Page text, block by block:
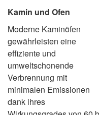
Kamin und Ofen
Moderne Kaminöfen
gewährleisten eine
effiziente und
umweltschonende
Verbrennung mit
minimalen Emissionen
dank ihres